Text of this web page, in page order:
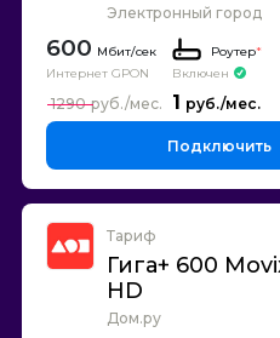
Электронный город
600
Интернет GPON
Роутер*
Включен
1
1290
Подключить
Тариф
Гига+ 600
HD
Дом.ру